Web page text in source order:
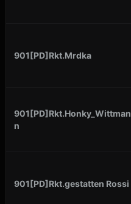
901[PD]Rkt.Mrdka
901[PD]Rkt.Honky_Wittman
n
901[PD]Rkt.gestatten Rossi